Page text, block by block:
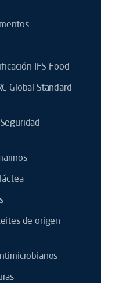
IFS Food
Global Standard
de origen